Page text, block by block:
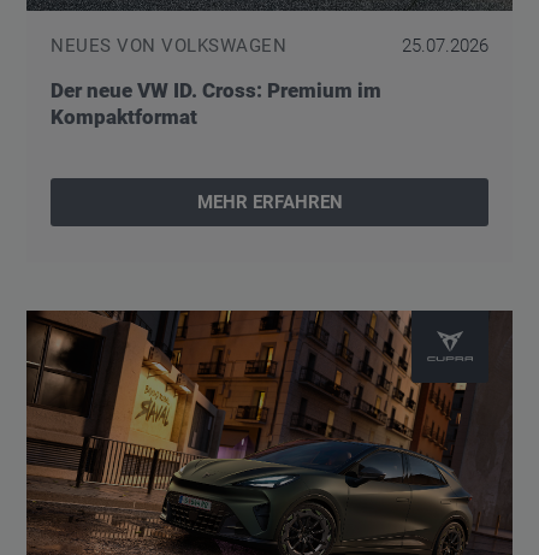
NEUES VON VOLKSWAGEN 25.07.2026
Der neue VW ID. Cross: Premium im
Kompaktformat
MEHR ERFAHREN